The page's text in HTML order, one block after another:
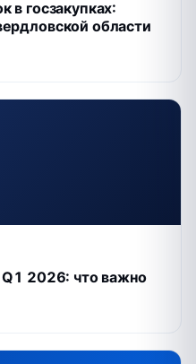
в госзакупках:
области
2026: что важно